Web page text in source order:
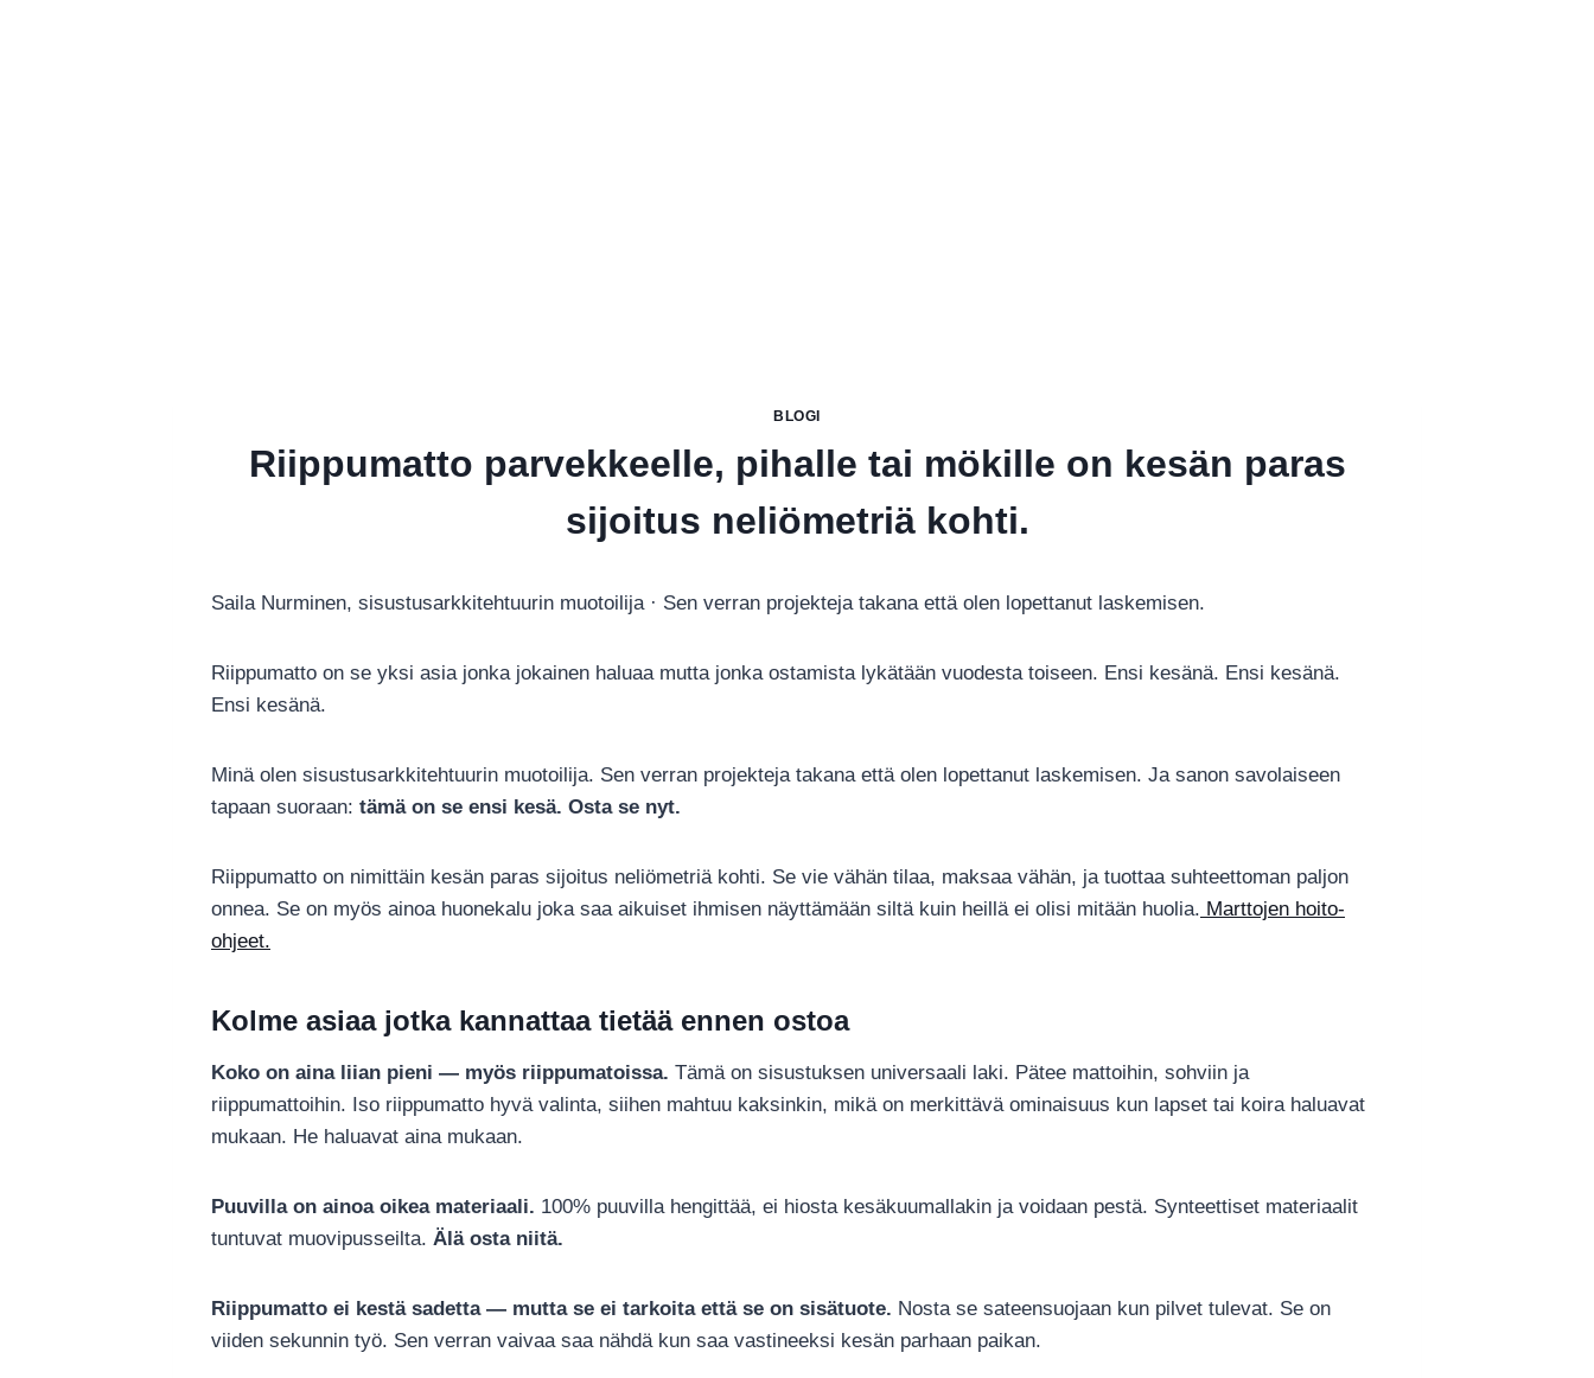
BLOGI
Riippumatto parvekkeelle, pihalle tai mökille on kesän paras
sijoitus neliömetriä kohti.
Saila Nurminen, sisustusarkkitehtuurin muotoilija · Sen verran projekteja takana että olen lopettanut laskemisen.
Riippumatto on se yksi asia jonka jokainen haluaa mutta jonka ostamista lykätään vuodesta toiseen. Ensi kesänä. Ensi kesänä.
Ensi kesänä.
Minä olen sisustusarkkitehtuurin muotoilija. Sen verran projekteja takana että olen lopettanut laskemisen. Ja sanon savolaiseen
tapaan suoraan: tämä on se ensi kesä. Osta se nyt.
Riippumatto on nimittäin kesän paras sijoitus neliömetriä kohti. Se vie vähän tilaa, maksaa vähän, ja tuottaa suhteettoman paljon
onnea. Se on myös ainoa huonekalu joka saa aikuiset ihmisen näyttämään siltä kuin heillä ei olisi mitään huolia. Marttojen hoito-
ohjeet.
Kolme asiaa jotka kannattaa tietää ennen ostoa
Koko on aina liian pieni — myös riippumatoissa. Tämä on sisustuksen universaali laki. Pätee mattoihin, sohviin ja
riippumattoihin. Iso riippumatto hyvä valinta, siihen mahtuu kaksinkin, mikä on merkittävä ominaisuus kun lapset tai koira haluavat
mukaan. He haluavat aina mukaan.
Puuvilla on ainoa oikea materiaali. 100% puuvilla hengittää, ei hiosta kesäkuumallakin ja voidaan pestä. Synteettiset materiaalit
tuntuvat muovipusseilta. Älä osta niitä.
Riippumatto ei kestä sadetta — mutta se ei tarkoita että se on sisätuote. Nosta se sateensuojaan kun pilvet tulevat. Se on
viiden sekunnin työ. Sen verran vaivaa saa nähdä kun saa vastineeksi kesän parhaan paikan.